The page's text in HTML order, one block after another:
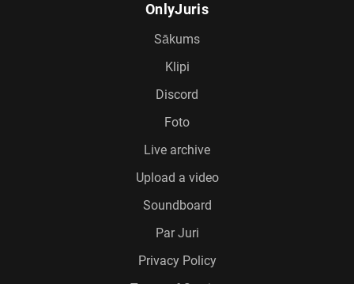
OnlyJuris
Sākums
Klipi
Discord
Foto
Live archive
Upload a video
Soundboard
Par Juri
Privacy Policy